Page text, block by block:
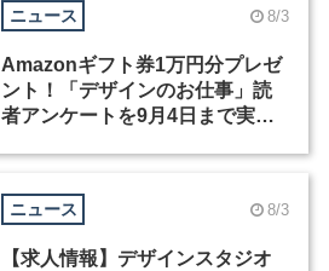
ニュース 8/3
Amazonギフト券1万円分プレゼ
ント！「デザインのお仕事」読
者アンケートを9月4日まで実施
ニュース 8/3
【求人情報】デザインスタジオ